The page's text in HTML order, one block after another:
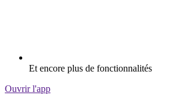
Et encore plus de fonctionnalités
Ouvrir l'app